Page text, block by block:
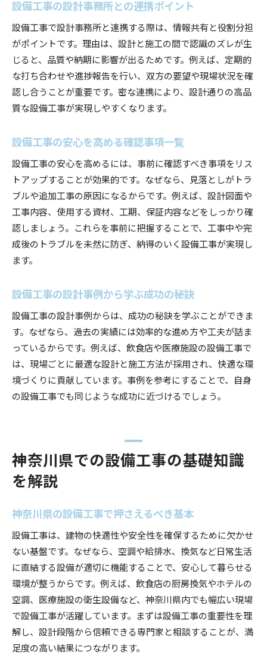
神奈川県での設備工事設計の相談方法
設備工事設計事務所の選定基準まとめ
設備工事設計の打ち合わせで重視する点
設備工事の見積もりで注意するべき事
設備工事設計の依頼前に準備したい情報
設備工事のプロがすすめる選び方の基準
設備工事設計で大切な信頼関係の築き方
設備工事設計事務所の評価ポイント解説
設備工事設計の実績をチェックする理由
設備工事設計で重視したいコミュニケーション
設備工事設計と維持管理の連携の重要性
設備工事設計事務所選びの比較ポイント
設備工事設計の相談時に聞きたい内容
設備工事設計で重要なアフターサポート
設備工事設計で実績を確認すべき理由
設備工事設計の専門性を見抜く判断基準
設備工事の設計事務所との連携ポイント
設備工事で設計事務所と連携する際は、情報共有と役割分担
がポイントです。理由は、設計と施工の間で認識のズレが生
じると、品質や納期に影響が出るためです。例えば、定期的
な打ち合わせや進捗報告を行い、双方の要望や現場状況を確
認し合うことが重要です。密な連携により、設計通りの高品
質な設備工事が実現しやすくなります。
設備工事の安心を高める確認事項一覧
設備工事の安心を高めるには、事前に確認すべき事項をリス
トアップすることが効果的です。なぜなら、見落としがトラ
ブルや追加工事の原因になるからです。例えば、設計図面や
工事内容、使用する資材、工期、保証内容などをしっかり確
認しましょう。これらを事前に把握することで、工事中や完
成後のトラブルを未然に防ぎ、納得のいく設備工事が実現し
ます。
設備工事の設計事例から学ぶ成功の秘訣
設備工事の設計事例からは、成功の秘訣を学ぶことができま
す。なぜなら、過去の実績には効率的な進め方や工夫が詰ま
っているからです。例えば、飲食店や医療施設の設備工事で
は、現場ごとに最適な設計と施工方法が採用され、快適な環
境づくりに貢献しています。事例を参考にすることで、自身
の設備工事でも同じような成功に近づけるでしょう。
神奈川県での設備工事の基礎知識
を解説
神奈川県の設備工事で押さえるべき基本
設備工事は、建物の快適性や安全性を確保するために欠かせ
ない基盤です。なぜなら、空調や給排水、換気など日常生活
に直結する設備が適切に機能することで、安心して暮らせる
環境が整うからです。例えば、飲食店の厨房換気やホテルの
空調、医療施設の衛生設備など、神奈川県内でも幅広い現場
で設備工事が活躍しています。まずは設備工事の重要性を理
解し、設計段階から信頼できる専門家と相談することが、満
足度の高い結果につながります。